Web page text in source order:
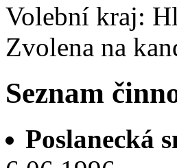
Volební kraj:
Zvolena na
Seznam
Poslanecká